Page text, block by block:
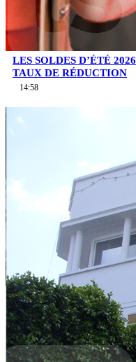
LES SOLDES D’ÉTÉ
TAUX DE RÉDUCTION
14:58